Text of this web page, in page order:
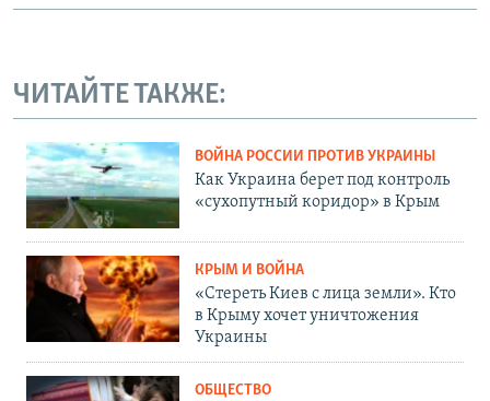
ЧИТАЙТЕ ТАКЖЕ:
ВОЙНА РОССИИ ПРОТИВ УКРАИНЫ
Как Украина берет под контроль
«сухопутный коридор» в Крым
КРЫМ И ВОЙНА
«Стереть Киев с лица земли». Кто
в Крыму хочет уничтожения
Украины
ОБЩЕСТВО